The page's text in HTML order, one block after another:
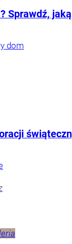
Sprawdź,
dom